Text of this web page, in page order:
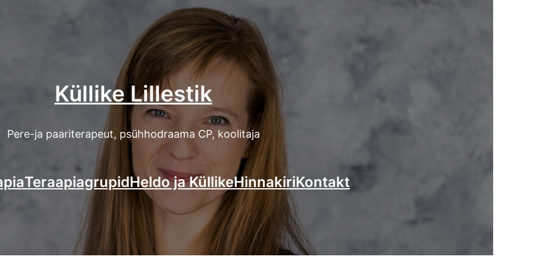
Küllike Lillestik
Pere-ja paariterapeut, psühhodraama CP, koolitaja
TeraapiagrupidHeldo ja KüllikeHinnakiriKontakt